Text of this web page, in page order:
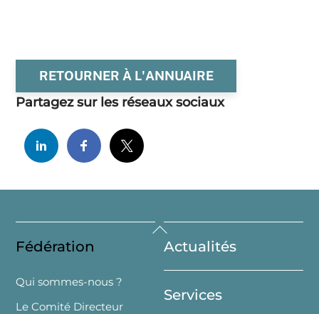
RETOURNER À L'ANNUAIRE
Partagez sur les réseaux sociaux
Back
To
Top
Fédération
Qui sommes-nous ?
Le Comité Directeur
Actualités
Services